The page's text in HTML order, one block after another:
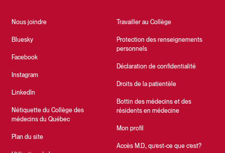
Nous joindre
Bluesky
Facebook
Instagram
LinkedIn
Nétiquette du Collège des
médecins du Québec
Plan du site
Travailler au Collège
Protection des renseignements
personnels
Déclaration de confidentialité
Droits de la patientèle
Bottin des médecins et des
résidents en médecine
Mon profil
Accès M.D., qu’est-ce que c’est?